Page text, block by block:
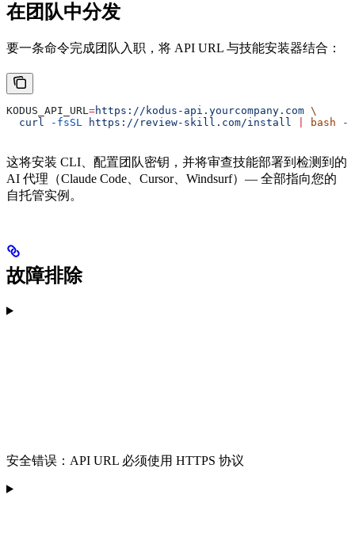
在团队中分发
要一条命令完成团队入职，将 API URL 与技能安装器结合：
KODUS_API_URL =https://kodus-api.yourcompany.com \
  curl
-fsSL https://review-skill.com/install bash -s
这将安装 CLI、配置团队密钥，并将审查技能部署到检测到的
AI 代理（Claude Code、Cursor、Windsurf）— 全部指向您的
自托管实例。
故障排除
安全错误：API URL 必须使用 HTTPS 协议